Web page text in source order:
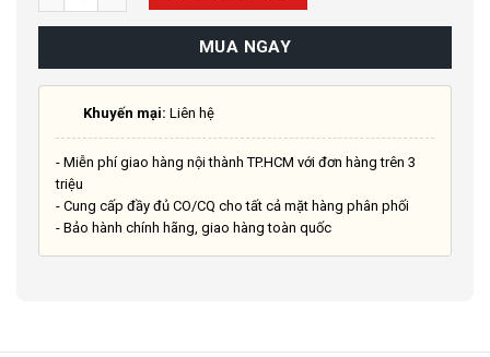
MUA NGAY
Khuyến mại: Liên hệ
- Miễn phí giao hàng nội thành TP.HCM với đơn hàng trên 3
triệu
- Cung cấp đầy đủ CO/CQ cho tất cả mặt hàng phân phối
- Bảo hành chính hãng, giao hàng toàn quốc